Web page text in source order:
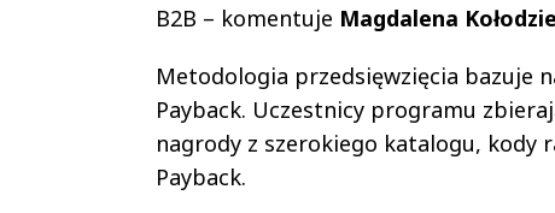
B2B – komentuje Magdalena
Metodologia przedsięwzięcia bazuje
Payback. Uczestnicy programu
nagrody z szerokiego katalogu,
Payback.